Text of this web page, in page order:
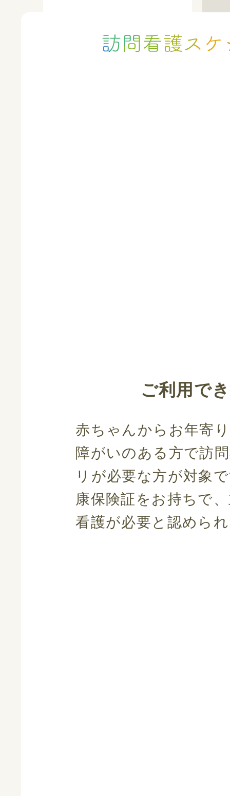
ご利用で
赤ちゃんからお年寄
障がいのある方で訪
リが必要な方が対象
康保険証をお持ちで
看護が必要と認めら